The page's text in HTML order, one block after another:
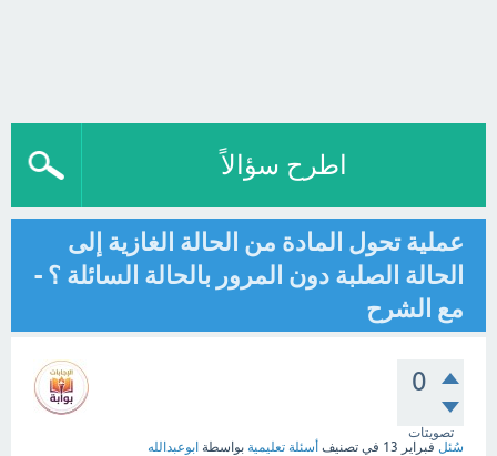
اطرح سؤالاً
عملية تحول المادة من الحالة الغازية إلى
الحالة الصلبة دون المرور بالحالة السائلة ؟ -
مع الشرح
0
تصويتات
سُئل فبراير 13 في تصنيف أسئلة تعليمية بواسطة ابوعبدالله